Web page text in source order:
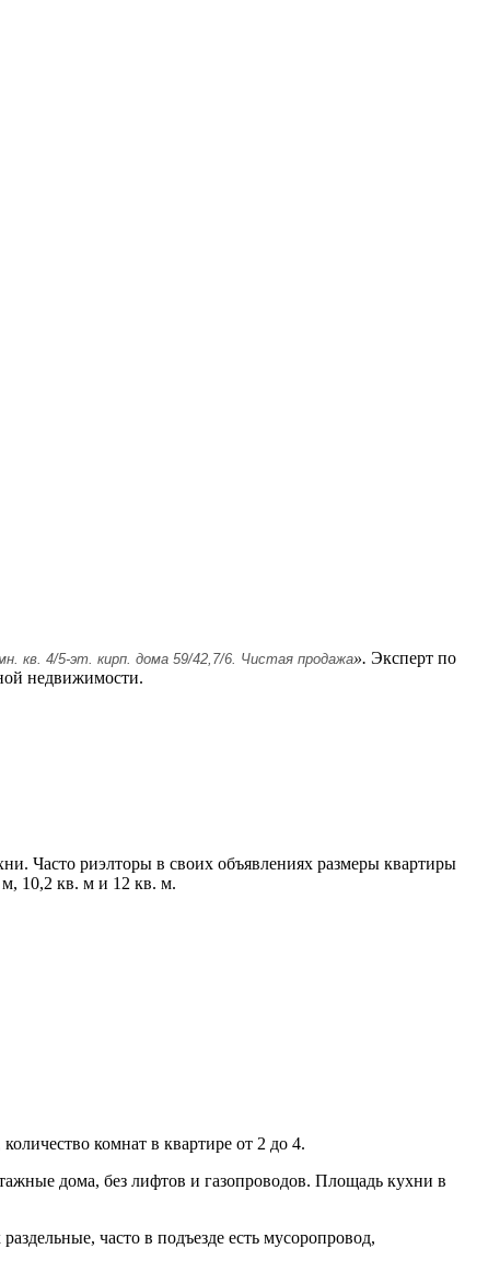
кв. 4/5-эт. кирп. дома 59/42,7/6. Чистая продажа». Эксперт по
недвижимости.
Часто риэлторы в своих объявлениях размеры квартиры
10,2 кв. м и 12 кв. м.
комнат в квартире от 2 до 4.
дома, без лифтов и газопроводов. Площадь кухни в
часто в подъезде есть мусоропровод,